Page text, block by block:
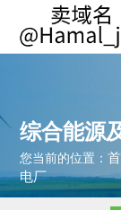
综合能源
您当前的位置：
电厂